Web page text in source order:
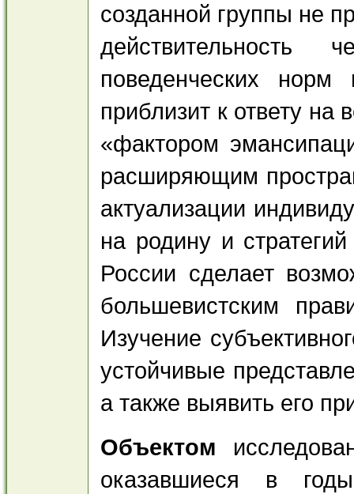
созданной группы не
действительность
поведенческих
приблизит к ответу на
«фактором
расширяющим
актуализации
на родину и
России сделает
большевистским
Изучение
устойчивые
а также выявить его
Объектом
оказавшиеся в